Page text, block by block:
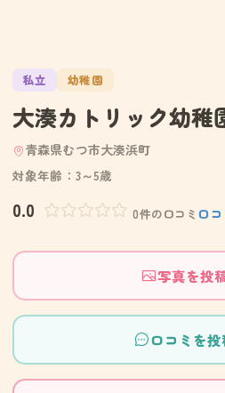
私立 幼稚園
大湊カトリック幼稚
青森県むつ市大湊浜町
対象年齢：3～5歳
0.0 0件の口コミ 口
写真を投
口コミを投